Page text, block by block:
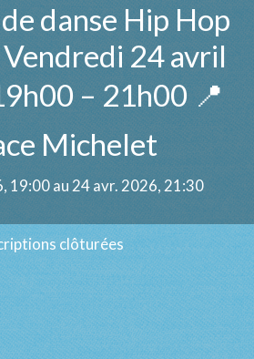
danse Hip Hop
24 avril
– 21h00 📍
Michelet
19:00 au 24 avr. 2026, 21:30
clôturées